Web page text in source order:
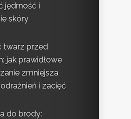
jędrność i
skóry
twarz przed
jak prawidłowe
zmniejsza
i zacięć
do brody: